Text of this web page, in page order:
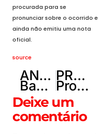
procurada para se
pronunciar sobre o ocorrido e
ainda não emitiu uma nota
oficial.
source
ANTERIOR
Baby Calabreso: Davi Brito anuncia que vai ser pai pela 1ª vez
PRÓXIMO
Projeto de escola pública do Riacho Fundo incentiva a leitura
Deixe um
comentário